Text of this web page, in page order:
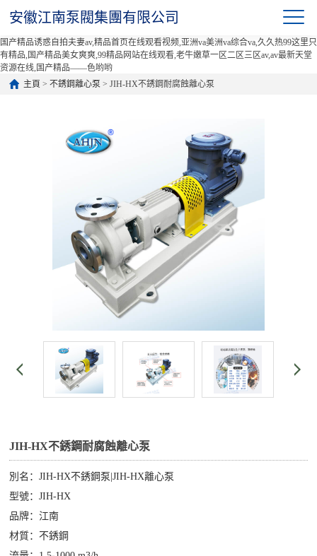
国产精品诱惑自拍夫妻av,精品首页在线观看视频,亚洲va美洲va综合va,久久热99这里只
有精品,国产精品美女爽爽,99精品网站在线观看,老牛嫩草一区二区三区av,av最新天堂
资源在线,国产精品——色哟哟
安徽江南泵閥集團有限公司
主頁 >不銹鋼離心泵 > JIH-HX不銹鋼耐腐蝕離心泵
JIH-HX不銹鋼耐腐蝕離心泵
別名：JIH-HX不銹鋼泵|JIH-HX離心泵
型號：JIH-HX
品牌：江南
材質：不銹鋼